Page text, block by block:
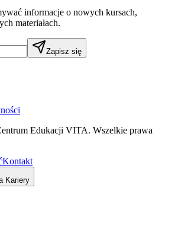
informacje o nowych kursach,
materiałach.
Zapisz się
Edukacji VITA. Wszelkie prawa
Kontakt
Kariery